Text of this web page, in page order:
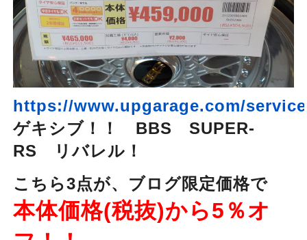
https://www.upgarage.com/
ゲキシブ！！ BBS SUPER-
RS リバレル！
こちら3点が、ブログ限定価格で
本体価格(税抜)から5％オ